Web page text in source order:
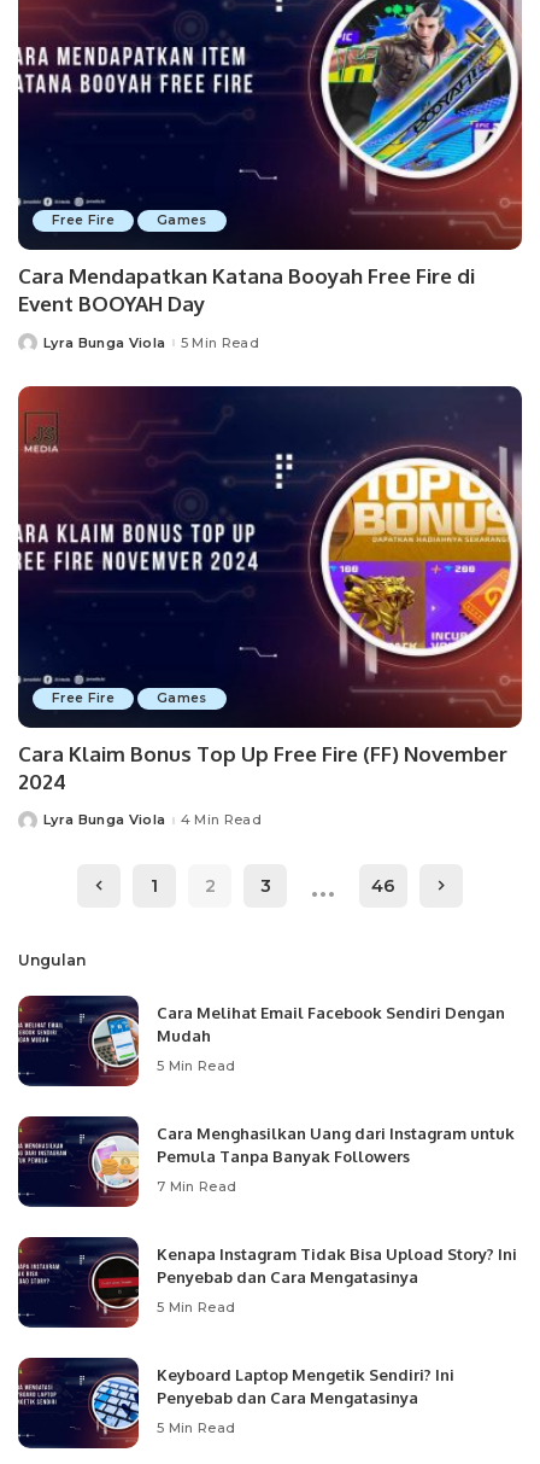
Free Fire Games
Cara Mendapatkan Katana Booyah Free Fire di
Event BOOYAH Day
PostedLyra Bunga Viola 5 Min Read
Free Fire Games
Cara Klaim Bonus Top Up Free Fire (FF) November
2024
PostedLyra Bunga Viola 4 Min Read
1 2 3 … 46
Ungulan
Cara Melihat Email Facebook Sendiri Dengan
Mudah
5 Min Read
Cara Menghasilkan Uang dari Instagram untuk
Pemula Tanpa Banyak Followers
7 Min Read
Kenapa Instagram Tidak Bisa Upload Story? Ini
Penyebab dan Cara Mengatasinya
5 Min Read
Keyboard Laptop Mengetik Sendiri? Ini
Penyebab dan Cara Mengatasinya
5 Min Read